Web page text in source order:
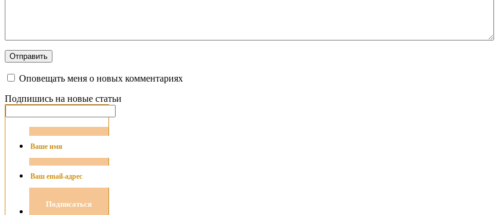
Оповещать меня о новых комментариях
Подпишись на новые статьи